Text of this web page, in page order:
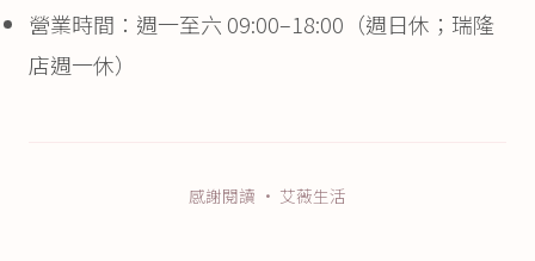
營業時間：週一至六 09:00–18:00（週日休；瑞隆
店週一休）
感謝閱讀 · 艾薇生活